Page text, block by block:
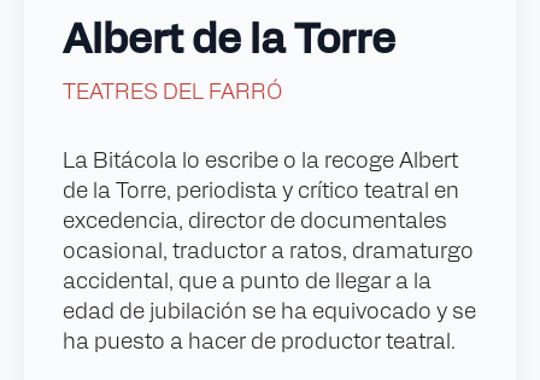
Albert de la Torre
TEATRES DEL FARRÓ
La Bitácola lo escribe o la recoge Albert
de la Torre, periodista y crítico teatral en
excedencia, director de documentales
ocasional, traductor a ratos, dramaturgo
accidental, que a punto de llegar a la
edad de jubilación se ha equivocado y se
ha puesto a hacer de productor teatral.